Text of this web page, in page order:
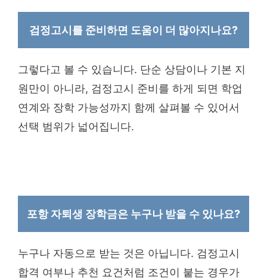
검정고시를 준비하면 도움이 더 많아지나요?
그렇다고 볼 수 있습니다. 단순 상담이나 기본 지
원만이 아니라, 검정고시 준비를 하게 되면 학업
연계와 장학 가능성까지 함께 살펴볼 수 있어서
선택 범위가 넓어집니다.
포항 자퇴생 장학금은 누구나 받을 수 있나요?
누구나 자동으로 받는 것은 아닙니다. 검정고시
합격 여부나 추천 요건처럼 조건이 붙는 경우가